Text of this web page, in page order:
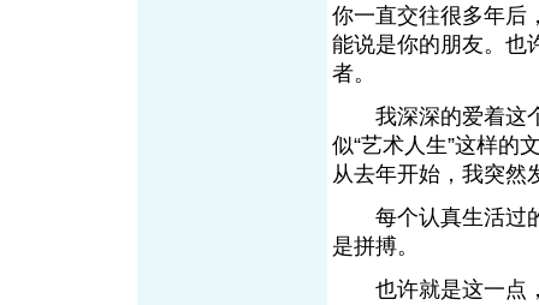
你一直交往很多年后
能说是你的朋友。也
者。
我深深的爱着这个
似“艺术人生”这样的
从去年开始，我突然
每个认真生活过的
是拼搏。
也许就是这一点，